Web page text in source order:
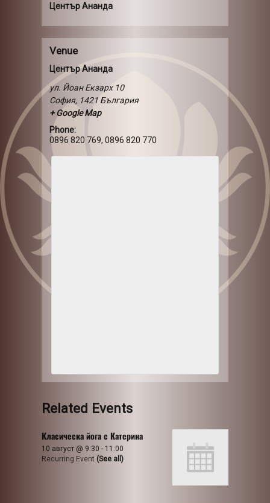
Център Ананда
Venue
Център Ананда
ул. Йоан Екзарх 10
София, 1421 България
+ Google Map
Phone:
0896 820 769, 0896 820 770
Related Events
Класическа йога с Катерина
10 август @ 9:30 - 11:00
Recurring Event (See all)